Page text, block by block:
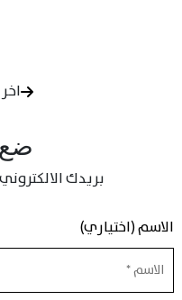
ضع
بريدك
الاسم (اختياري)